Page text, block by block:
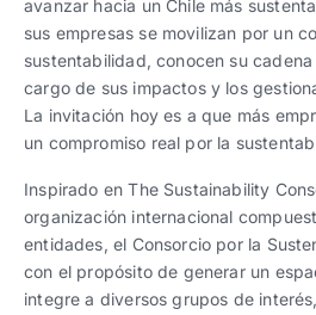
avanzar hacia un Chile más
sus empresas se movilizan por un
sustentabilidad, conocen su
cargo de sus impactos y los
La invitación hoy es a que más
un compromiso real por la
Inspirado en The Sustainability
organización internacional
entidades, el Consorcio por la
con el propósito de generar un
integre a diversos grupos de